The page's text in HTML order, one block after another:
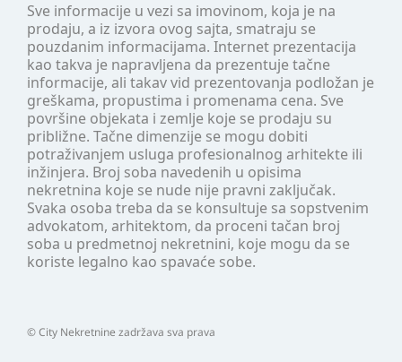
Sve informacije u vezi sa imovinom, koja je na
prodaju, a iz izvora ovog sajta, smatraju se
pouzdanim informacijama. Internet prezentacija
kao takva je napravljena da prezentuje tačne
informacije, ali takav vid prezentovanja podložan je
greškama, propustima i promenama cena. Sve
površine objekata i zemlje koje se prodaju su
približne. Tačne dimenzije se mogu dobiti
potraživanjem usluga profesionalnog arhitekte ili
inžinjera. Broj soba navedenih u opisima
nekretnina koje se nude nije pravni zaključak.
Svaka osoba treba da se konsultuje sa sopstvenim
advokatom, arhitektom, da proceni tačan broj
soba u predmetnoj nekretnini, koje mogu da se
koriste legalno kao spavaće sobe.
©City Nekretnine zadržava sva prava